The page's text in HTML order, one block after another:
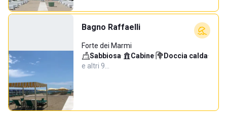
Bagno Raffaelli
Forte dei Marmi
Sabbiosa· Cabine· Doccia calda·
e altri 9…